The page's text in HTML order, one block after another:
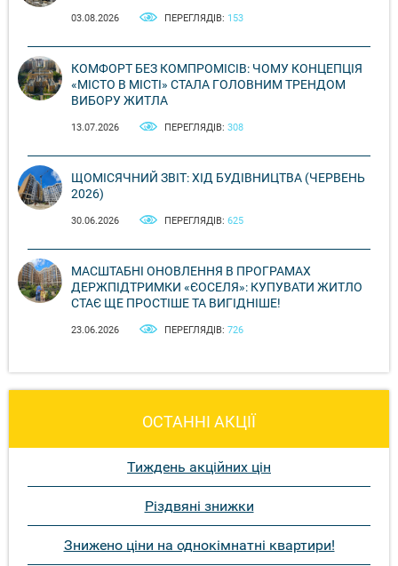
03.08.2026 ПЕРЕГЛЯДІВ: 153
КОМФОРТ БЕЗ КОМПРОМІСІВ: ЧОМУ КОНЦЕПЦІЯ
«МІСТО В МІСТІ» СТАЛА ГОЛОВНИМ ТРЕНДОМ
ВИБОРУ ЖИТЛА
13.07.2026 ПЕРЕГЛЯДІВ: 308
ЩОМІСЯЧНИЙ ЗВІТ: ХІД БУДІВНИЦТВА (ЧЕРВЕНЬ
2026)
30.06.2026 ПЕРЕГЛЯДІВ: 625
МАСШТАБНІ ОНОВЛЕННЯ В ПРОГРАМАХ
ДЕРЖПІДТРИМКИ «ЄОСЕЛЯ»: КУПУВАТИ ЖИТЛО
СТАЄ ЩЕ ПРОСТІШЕ ТА ВИГІДНІШЕ!
23.06.2026 ПЕРЕГЛЯДІВ: 726
ОСТАННІ АКЦІЇ
Тиждень акційних цін
Різдвяні знижки
Знижено ціни на однокімнатні квартири!